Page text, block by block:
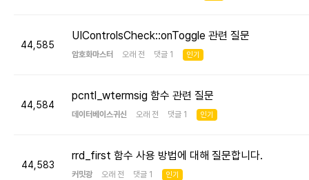
44,585
UIControlsCheck::onToggle 관련 질문
암호화마스터 오래 전 댓글 1 인기
44,584
pcntl_wtermsig 함수 관련 질문
데이터베이스귀신 오래 전 댓글 1 인기
44,583
rrd_first 함수 사용 방법에 대해 질문합니다.
커밋광 오래 전 댓글 1 인기